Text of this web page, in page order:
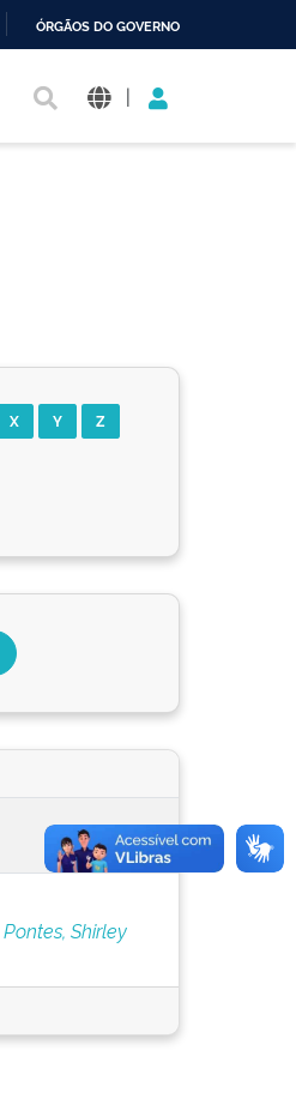
ÓRGÃOS DO GOVERNO
|
X Y Z
Pontes, Shirley